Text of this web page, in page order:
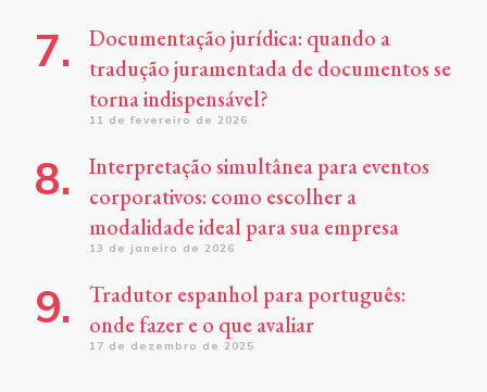
Documentação jurídica: quando a
tradução juramentada de documentos se
torna indispensável?
11 de fevereiro de 2026
Interpretação simultânea para eventos
corporativos: como escolher a
modalidade ideal para sua empresa
13 de janeiro de 2026
Tradutor espanhol para português:
onde fazer e o que avaliar
17 de dezembro de 2025